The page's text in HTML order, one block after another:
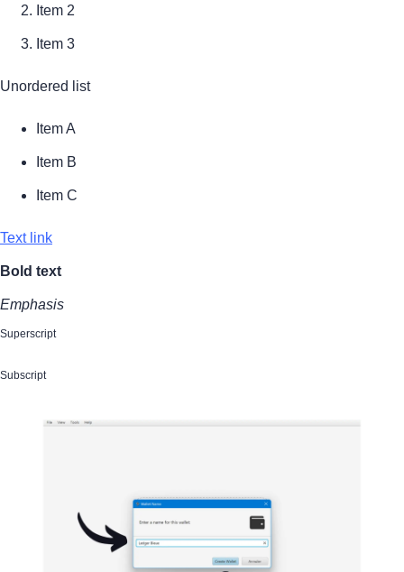
Item 2
Item 3
Unordered list
Item A
Item B
Item C
Text link
Bold text
Emphasis
Superscript
Subscript